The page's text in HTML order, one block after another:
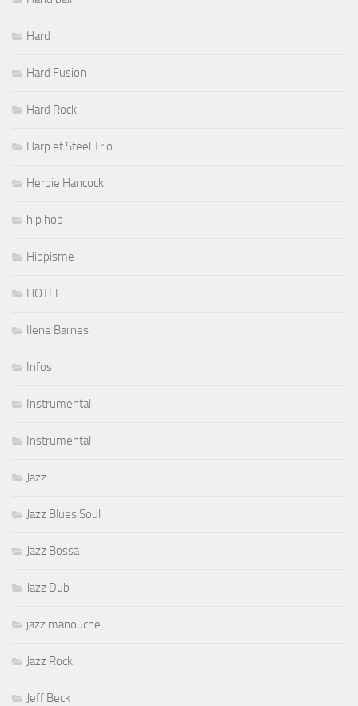
Hard
Hard Fusion
Hard Rock
Harp et Steel Trio
Herbie Hancock
hip hop
Hippisme
HOTEL
Ilene Barnes
Infos
Instrumental
Instrumental
Jazz
Jazz Blues Soul
Jazz Bossa
Jazz Dub
jazz manouche
Jazz Rock
Jeff Beck